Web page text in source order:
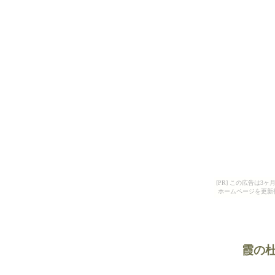
[PR] この広告は3ヶ
ホームページを更
霞の